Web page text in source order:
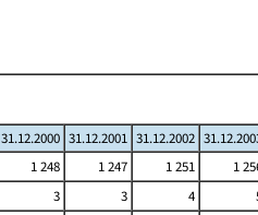
31.12.2000 31.12.2001 31.12.2002
1 248 1 247 1 251
1
3 3 4